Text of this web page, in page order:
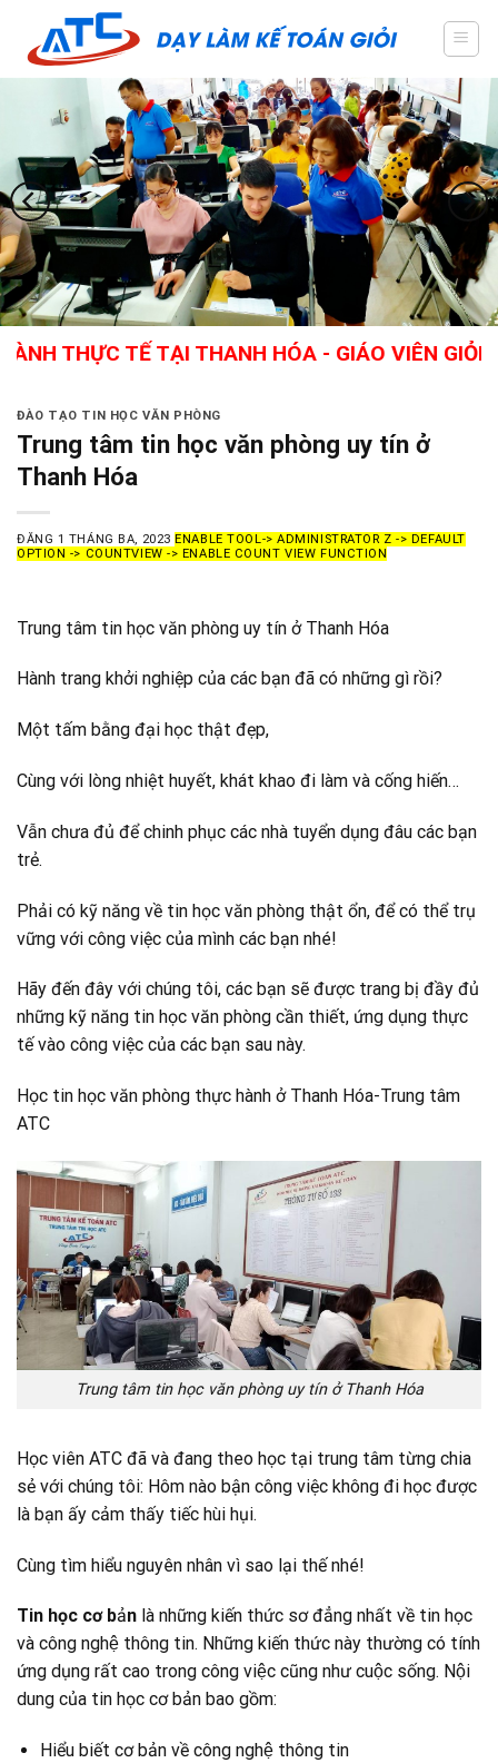
content
TẾ TẠI THANH HÓA - GIÁO VIÊN GIỎI,
ĐÀO TẠO TIN HỌC VĂN PHÒNG
Trung tâm tin học văn phòng uy tín ở
Thanh Hóa
ĐĂNG 1 THÁNG BA, 2023 ENABLE TOOL-> ADMINISTRATOR Z -> DEFAULT
OPTION -> COUNTVIEW -> ENABLE COUNT VIEW FUNCTION
Trung tâm tin học văn phòng uy tín ở Thanh Hóa
Hành trang khởi nghiệp của các bạn đã có những gì rồi?
Một tấm bằng đại học thật đẹp,
Cùng với lòng nhiệt huyết, khát khao đi làm và cống hiến…
Vẫn chưa đủ để chinh phục các nhà tuyển dụng đâu các bạn
trẻ.
Phải có kỹ năng về tin học văn phòng thật ổn, để có thể trụ
vững với công việc của mình các bạn nhé!
Hãy đến đây với chúng tôi, các bạn sẽ được trang bị đầy đủ
những kỹ năng tin học văn phòng cần thiết, ứng dụng thực
tế vào công việc của các bạn sau này.
Học tin học văn phòng thực hành ở Thanh Hóa-Trung tâm
ATC
Trung tâm tin học văn phòng uy tín ở Thanh Hóa
Học viên ATC đã và đang theo học tại trung tâm từng chia
sẻ với chúng tôi: Hôm nào bận công việc không đi học được
là bạn ấy cảm thấy tiếc hùi hụi.
Cùng tìm hiểu nguyên nhân vì sao lại thế nhé!
Tin học cơ bản là những kiến thức sơ đẳng nhất về tin học
và công nghệ thông tin. Những kiến thức này thường có tính
ứng dụng rất cao trong công việc cũng như cuộc sống. Nội
dung của tin học cơ bản bao gồm:
Hiểu biết cơ bản về công nghệ thông tin